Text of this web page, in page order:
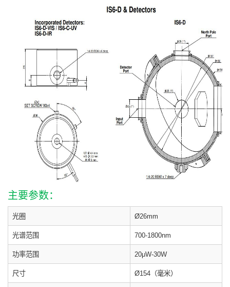
主要参数：
光圈 Ø26mm
光谱范围 700-1800nm
功率范围 20μW-30W
尺寸 Ø154（毫米）